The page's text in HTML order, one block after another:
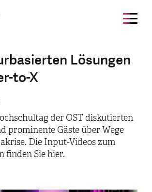
Lösungen
to-X
der OST diskutierten
prominente Gäste über Wege
Die Input-Videos zum
finden Sie hier.